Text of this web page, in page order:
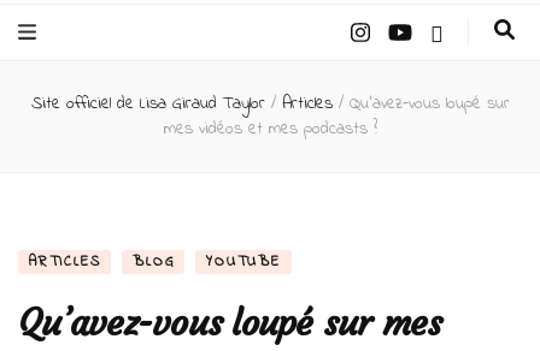
Taylor –
Auteur
Site officiel de Lisa Giraud Taylor / Articles / Qu’avez-vous loupé sur
mes vidéos et mes podcasts ?
ARTICLES BLOG YOUTUBE
Qu’avez-vous loupé sur mes